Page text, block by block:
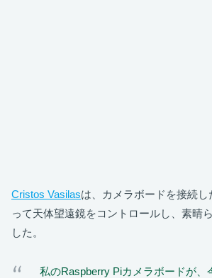
Cristos Vasilasは、カメラボードを接続
って天体望遠鏡をコントロールし、素晴
した。
私のRaspberry Piカメラボードが、